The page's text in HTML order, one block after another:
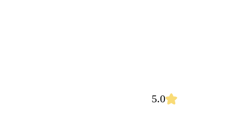
5.0